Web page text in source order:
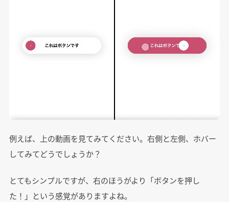
例えば、上の動画を見てみてください。右側と左側、ホバー
してみてどうでしょうか？
とてもシンプルですが、右のほうがより「ボタンを押し
た！」という感覚がありますよね。